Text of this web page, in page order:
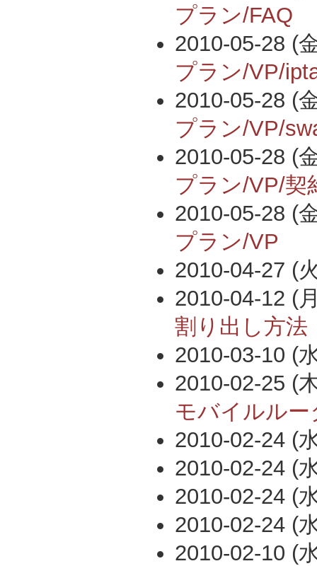
プラン/FAQ
2010-05-28 (
プラン/VP/
2010-05-28 (
プラン/VP/
2010-05-28 (
プラン/VP/契
2010-05-28 (
プラン/VP
2010-04-27 (
2010-04-12 (
割り出し方法
2010-03-10 (
2010-02-25 (
モバイルルー
2010-02-24 (
2010-02-24 (
2010-02-24 (
2010-02-24 (
2010-02-10 (